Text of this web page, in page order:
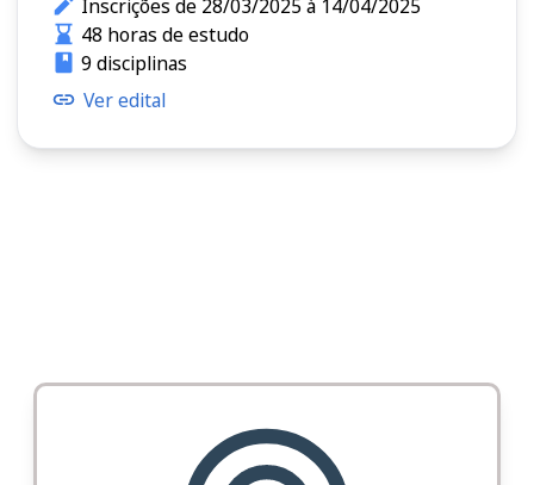
Inscrições de 28/03/2025 à 14/04/2025
48 horas de estudo
9 disciplinas
Ver edital